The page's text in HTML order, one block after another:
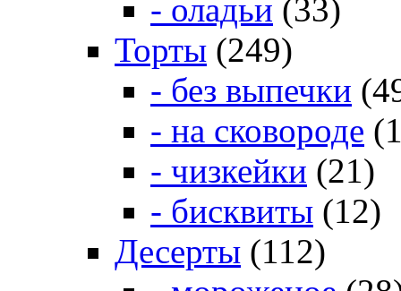
- оладьи (33)
Торты (249)
- без выпечки
- на сковороде
- чизкейки (21)
- бисквиты (12)
Десерты (112)